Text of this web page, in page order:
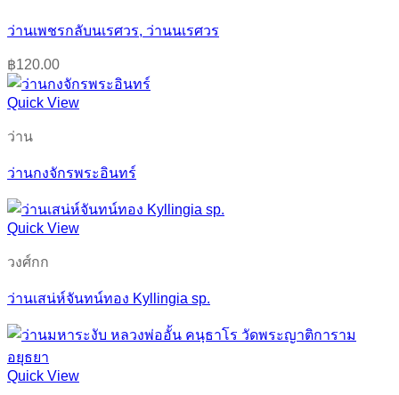
ว่านเพชรกลับนเรศวร, ว่านนเรศวร
฿120.00
Quick View
ว่าน
ว่านกงจักรพระอินทร์
Quick View
วงศ์กก
ว่านเสน่ห์จันทน์ทอง Kyllingia sp.
Quick View